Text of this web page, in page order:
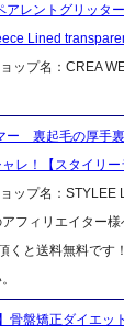
アレントグリッタ
Lined
ップ名：CREA
ー 裏起毛の厚手
レ！【スタイリー
ップ名：STYLEE
フィリエイター
くと送料無料です
骨盤矯正ダイエット